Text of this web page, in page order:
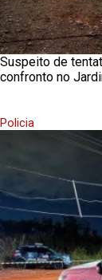
Suspeito de
confronto no
Policia